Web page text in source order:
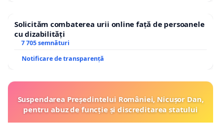
Solicităm combaterea urii online față de persoanele
cu dizabilități
7 705 semnături
Notificare de transparență
Suspendarea Președintelui României, Nicușor Dan,
pentru abuz de funcție și discreditarea statului